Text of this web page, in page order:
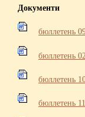
Документи
бюллетень
бюллетень
бюллетень
бюллетень